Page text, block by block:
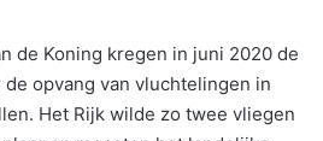
de Koning kregen in juni 2020 de
opvang van vluchtelingen in
Het Rijk wilde zo twee vliegen